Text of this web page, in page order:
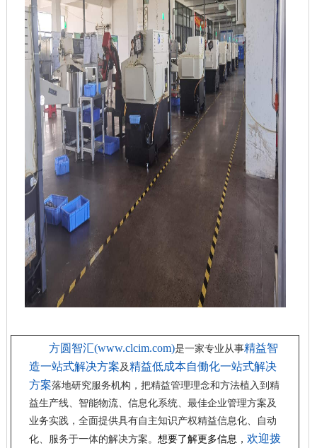
方圆智汇(www.clcim.com)是一家专业从事精益智
造一站式解决方案及精益低成本自働化一站式解决
方案落地研究服务机构， 把精益管理理念和方法植入到精
益生产线、智能物流、信息化系统、最佳企业管理方案及
业务实践，全面提供具有自主知识产权精益信息化、自动
化、服务于一体的解决方案。 想要了解更多信息， 欢迎拨